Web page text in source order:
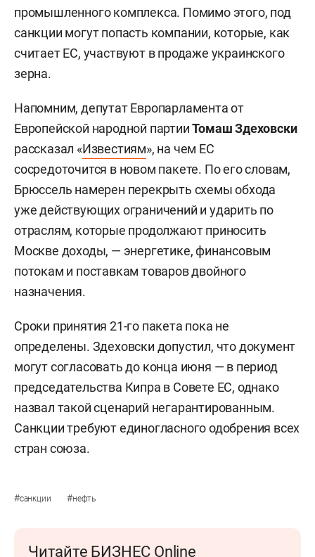
промышленного комплекса. Помимо этого, под
санкции могут попасть компании, которые, как
считает ЕС, участвуют в продаже украинского
зерна.
Напомним, депутат Европарламента от
Европейской народной партииТомаш Здеховски
рассказал «Известиям», на чем ЕС
сосредоточится в новом пакете. По его словам,
Брюссель намерен перекрыть схемы обхода
уже действующих ограничений и ударить по
отраслям, которые продолжают приносить
Москве доходы, — энергетике, финансовым
потокам и поставкам товаров двойного
назначения.
Сроки принятия 21-го пакета пока не
определены. Здеховски допустил, что документ
могут согласовать до конца июня — в период
председательства Кипра в Совете ЕС, однако
назвал такой сценарий негарантированным.
Санкции требуют единогласного одобрения всех
стран союза.
#санкции #нефть
Читайте БИЗНЕС Online